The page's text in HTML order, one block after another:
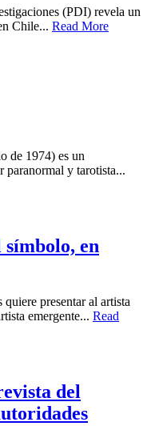
(PDI) revela un
Chile... Read More
de 1974) es un
paranormal y tarotista...
en
presentar al artista
emergente... Read
del